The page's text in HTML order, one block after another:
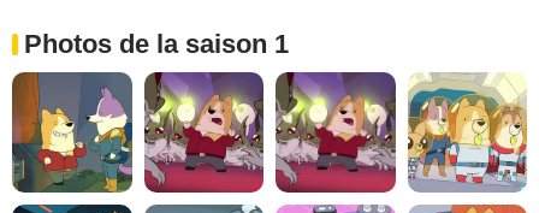
Photos de la saison 1